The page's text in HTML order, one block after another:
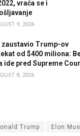
vraća se i
9, 2026
zaustavio Trump-ov
od $400 miliona:
ide pred Supreme
8, 2026
Trump Elon